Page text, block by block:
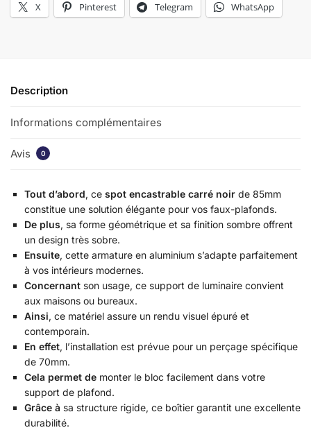
X Pinterest Telegram WhatsApp
Description
Informations complémentaires
Avis 0
Tout d’abord, ce spot encastrable carré noir de 85mm
constitue une solution élégante pour vos faux-plafonds.
De plus, sa forme géométrique et sa finition sombre offrent
un design très sobre.
Ensuite, cette armature en aluminium s’adapte parfaitement
à vos intérieurs modernes.
Concernant son usage, ce support de luminaire convient
aux maisons ou bureaux.
Ainsi, ce matériel assure un rendu visuel épuré et
contemporain.
En effet, l’installation est prévue pour un perçage spécifique
de 70mm.
Cela permet de monter le bloc facilement dans votre
support de plafond.
Grâce à sa structure rigide, ce boîtier garantit une excellente
durabilité.